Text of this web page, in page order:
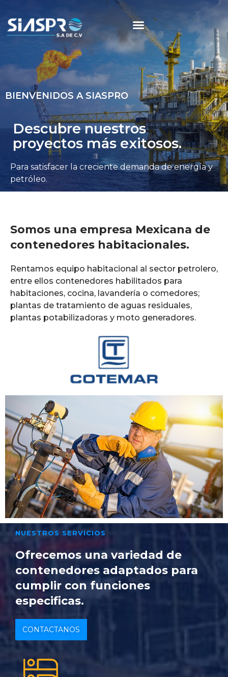
BIENVENIDOS A SIASPRO
Descubre nuestros
proyectos más exitosos.
Para satisfacer la creciente demanda de energía y
petróleo.
Somos una empresa Mexicana de
contenedores habitacionales.
Rentamos equipo habitacional al sector petrolero,
entre ellos contenedores habilitados para
habitaciones, cocina, lavandería o comedores;
plantas de tratamiento de aguas residuales,
plantas potabilizadoras y moto generadores.
NUESTROS SERVICIOS
Ofrecemos una variedad de
contenedores adaptados para
cumplir con funciones
especificas.
CONTACTANOS